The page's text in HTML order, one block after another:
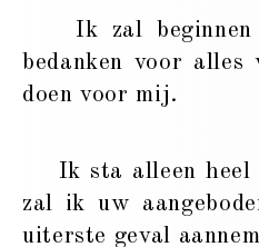
Ik zal beginnen
bedanken voor
doen voor mij.
Ik sta alleen heel
zal ik uw
uiterste geval